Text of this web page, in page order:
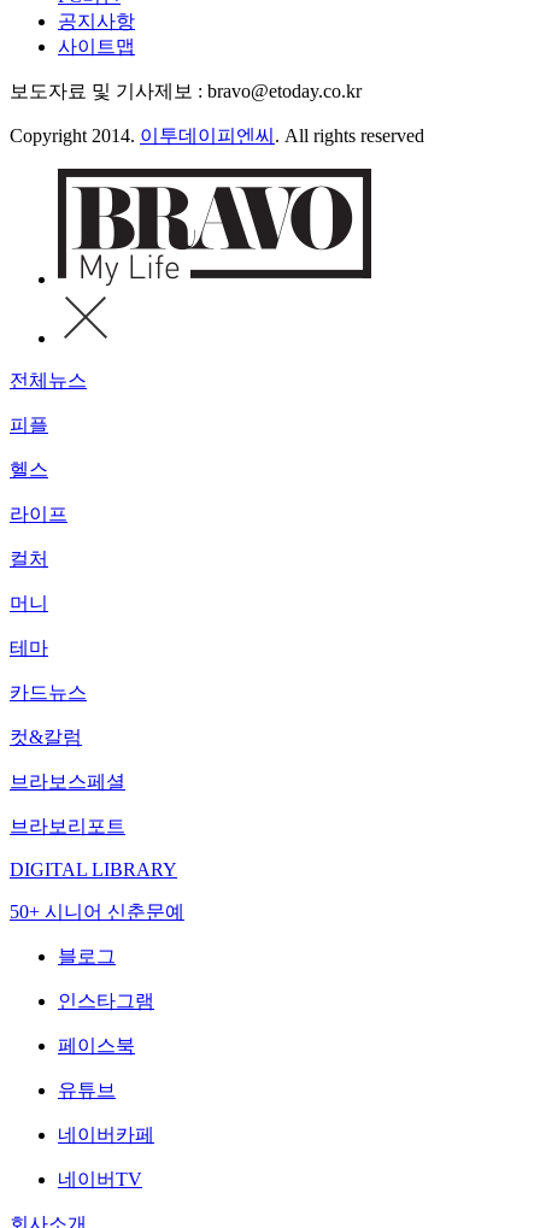
공지사항
사이트맵
보도자료 및 기사제보 : bravo@etoday.co.kr
Copyright 2014. 이투데이피엔씨 . All rights reserved
전체뉴스
피플
헬스
라이프
컬처
머니
테마
카드뉴스
컷&칼럼
브라보스페셜
브라보리포트
DIGITAL LIBRARY
50+ 시니어 신춘문예
블로그
인스타그램
페이스북
유튜브
네이버카페
네이버TV